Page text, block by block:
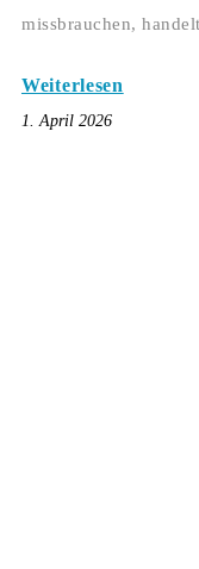
missbrauchen,
Weiterlesen
1. April 2026